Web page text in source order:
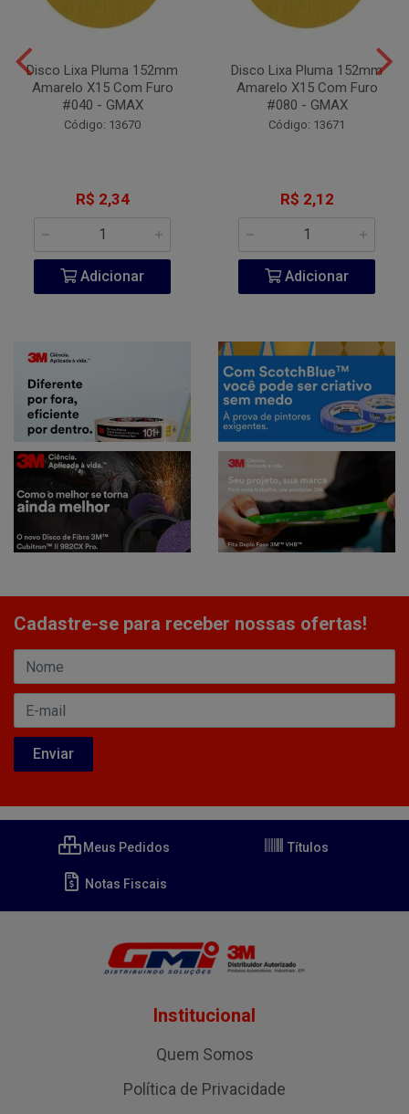
Disco Lixa Pluma 152mm
Amarelo X15 Com Furo
#040 - GMAX
Código: 13670
R$ 2,34
Adicionar
Disco Lixa Pluma 152mm
Amarelo X15 Com Furo
#080 - GMAX
Código: 13671
R$ 2,12
Adicionar
Cadastre-se para receber nossas ofertas!
Meus Pedidos Títulos
Notas Fiscais
Institucional
Quem Somos
Política de Privacidade